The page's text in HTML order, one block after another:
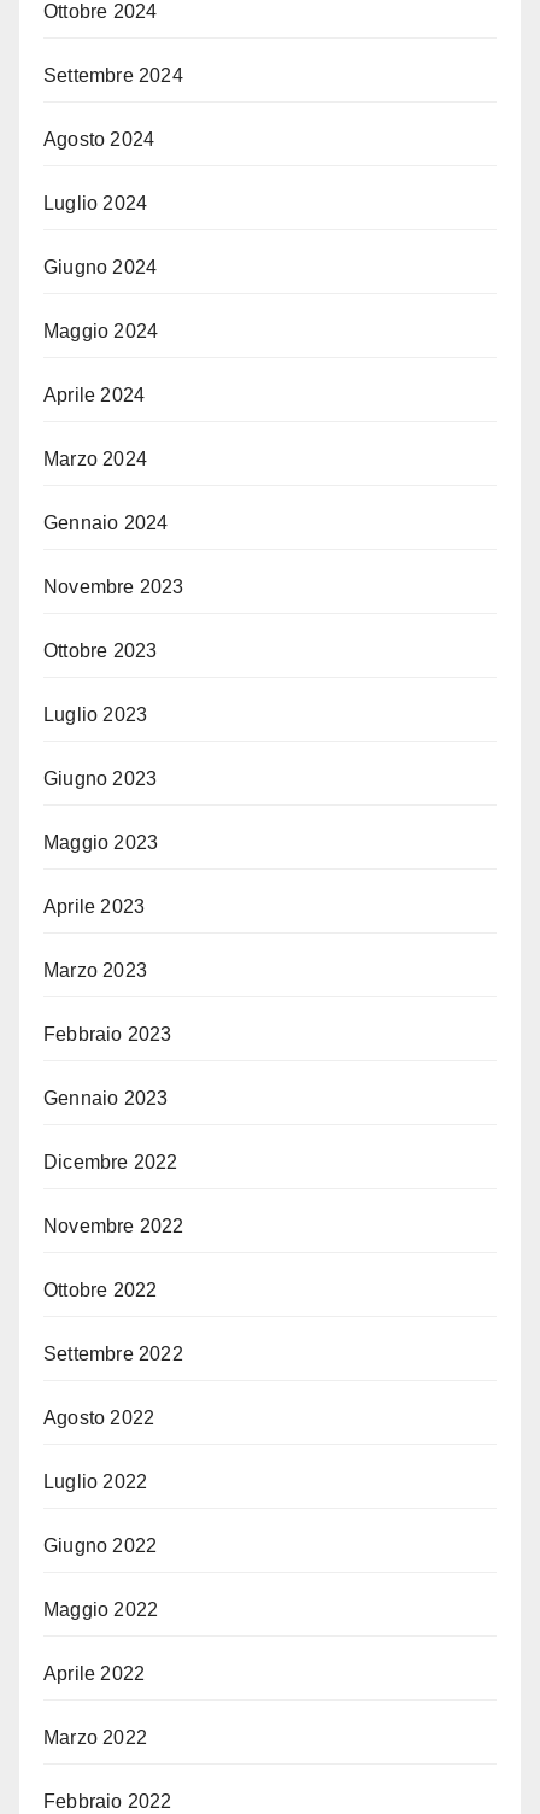
Ottobre 2024
Settembre 2024
Agosto 2024
Luglio 2024
Giugno 2024
Maggio 2024
Aprile 2024
Marzo 2024
Gennaio 2024
Novembre 2023
Ottobre 2023
Luglio 2023
Giugno 2023
Maggio 2023
Aprile 2023
Marzo 2023
Febbraio 2023
Gennaio 2023
Dicembre 2022
Novembre 2022
Ottobre 2022
Settembre 2022
Agosto 2022
Luglio 2022
Giugno 2022
Maggio 2022
Aprile 2022
Marzo 2022
Febbraio 2022